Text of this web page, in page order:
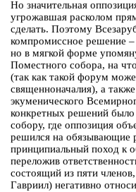
Но значительная
угрожавшая расколом
сделать. Поэтому
компромиссное решение
но в мягкой форме
Поместного собора, на
(так как такой форум
священноначалия), а
экуменического
конкретных решений
собору, где оппозиция
решился на обязывающие
принципиальный поход к
переложив
состоящий из пяти
Гавриил) негативно